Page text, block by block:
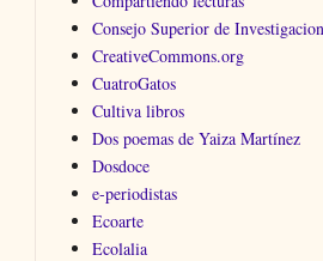
Consejo Superior de
CreativeCommons.org
CuatroGatos
Cultiva libros
Dos poemas de Yaiza Martínez
Dosdoce
e-periodistas
Ecoarte
Ecolalia